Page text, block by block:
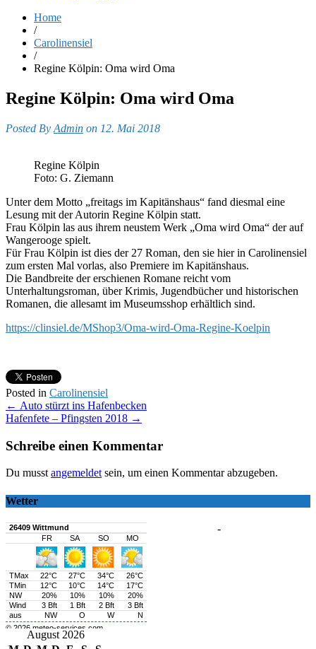
Home
/
Carolinensiel
/
Regine Kölpin: Oma wird Oma
Regine Kölpin: Oma wird Oma
Posted By Admin on 12. Mai 2018
Regine Kölpin
Foto: G. Ziemann
Unter dem Motto „freitags im Kapitänshaus“ fand diesmal eine
Lesung mit der Autorin Regine Kölpin statt.
Frau Kölpin las aus ihrem neustem Werk „Oma wird Oma“ der auf
Wangerooge spielt.
Für Frau Kölpin ist dies der 27 Roman, den sie hier in Carolinensiel
zum ersten Mal vorlas, also Premiere im Kapitänshaus.
Die Bandbreite der erschienen Romane reicht vom
Unterhaltungsroman, über Krimis, Jugendbücher und historischen
Romanen, die allesamt im Museumsshop erhältlich sind.
https://clinsiel.de/MShop3/Oma-wird-Oma-Regine-Koelpin
Posted in Carolinensiel
Post
navigation
← Auto stürzt ins Hafenbecken
Hafenfete – Pfingsten 2018 →
Schreibe einen Kommentar
Du musst angemeldet sein, um einen Kommentar abzugeben.
Wetter
-
August 2026